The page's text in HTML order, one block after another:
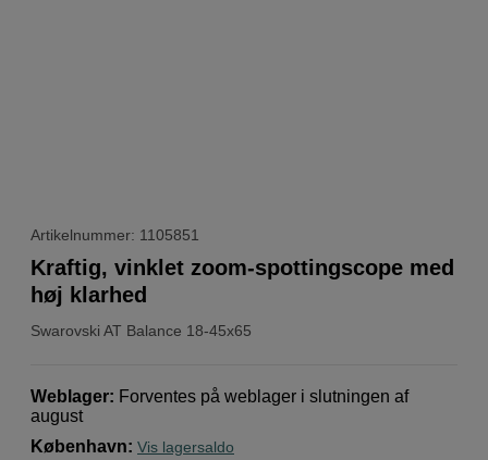
Artikelnummer: 1105851
Swarovski AT Balance 18-45x65
Kraftig, vinklet zoom-spottingscope med
høj klarhed
Weblager: Forventes på weblager i slutningen af ​​
august
København: Vis lagersaldo